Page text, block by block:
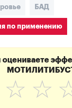
БАД
по применению
оцениваете
☆
☆